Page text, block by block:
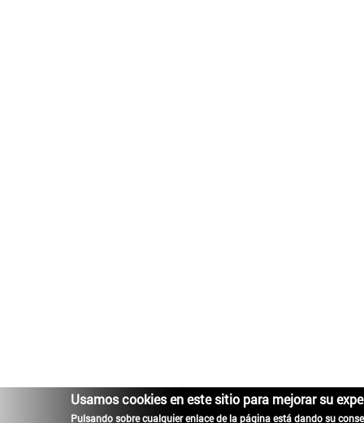
Usamos cookies en este sitio para mejorar su
Pulsando sobre cualquier enlace de la página está dando su